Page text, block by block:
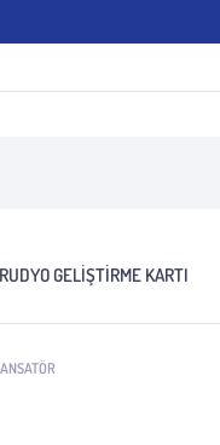
GELIŞTIRME KARTI